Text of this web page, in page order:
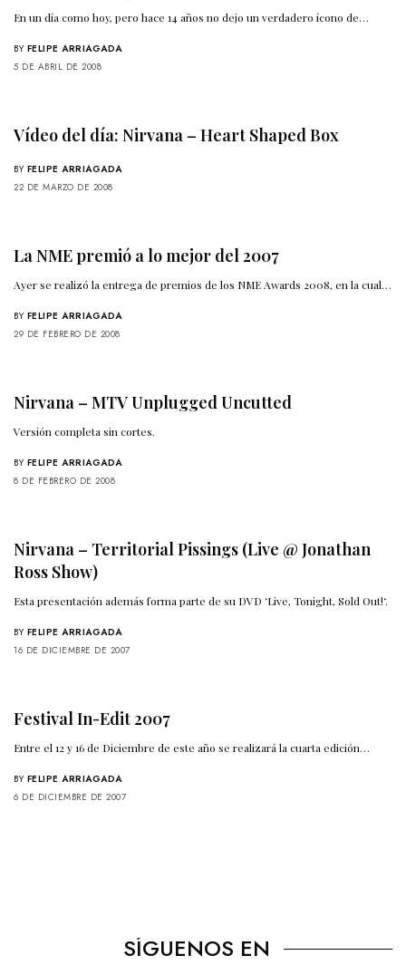
En un día como hoy, pero hace 14 años no dejo un verdadero ícono de…
BY FELIPE ARRIAGADA
5 DE ABRIL DE 2008
Vídeo del día: Nirvana – Heart Shaped Box
BY FELIPE ARRIAGADA
22 DE MARZO DE 2008
La NME premió a lo mejor del 2007
Ayer se realizó la entrega de premios de los NME Awards 2008, en la cual…
BY FELIPE ARRIAGADA
29 DE FEBRERO DE 2008
Nirvana – MTV Unplugged Uncutted
Versión completa sin cortes.
BY FELIPE ARRIAGADA
8 DE FEBRERO DE 2008
Nirvana – Territorial Pissings (Live @ Jonathan
Ross Show)
Esta presentación además forma parte de su DVD ‘Live, Tonight, Sold Out!‘.
BY FELIPE ARRIAGADA
16 DE DICIEMBRE DE 2007
Festival In-Edit 2007
Entre el 12 y 16 de Diciembre de este año se realizará la cuarta edición…
BY FELIPE ARRIAGADA
6 DE DICIEMBRE DE 2007
SÍGUENOS EN